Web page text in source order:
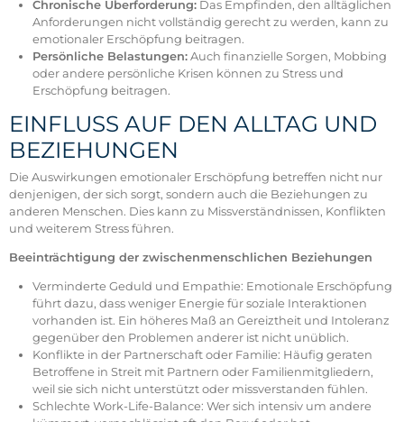
Chronische Überforderung:Das Empfinden, den alltäglichen
Anforderungen nicht vollständig gerecht zu werden, kann zu
emotionaler Erschöpfung beitragen.
Persönliche Belastungen:Auch finanzielle Sorgen, Mobbing
oder andere persönliche Krisen können zu Stress und
Erschöpfung beitragen.
EINFLUSS AUF DEN ALLTAG UND
BEZIEHUNGEN
Die Auswirkungen emotionaler Erschöpfung betreffen nicht nur
denjenigen, der sich sorgt, sondern auch die Beziehungen zu
anderen Menschen. Dies kann zu Missverständnissen, Konflikten
und weiterem Stress führen.
Beeinträchtigung der zwischenmenschlichen Beziehungen
Verminderte Geduld und Empathie: Emotionale Erschöpfung
führt dazu, dass weniger Energie für soziale Interaktionen
vorhanden ist. Ein höheres Maß an Gereiztheit und Intoleranz
gegenüber den Problemen anderer ist nicht unüblich.
Konflikte in der Partnerschaft oder Familie: Häufig geraten
Betroffene in Streit mit Partnern oder Familienmitgliedern,
weil sie sich nicht unterstützt oder missverstanden fühlen.
Schlechte Work-Life-Balance: Wer sich intensiv um andere